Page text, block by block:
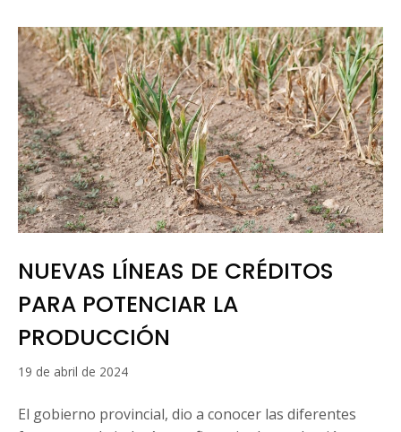
NUEVAS LÍNEAS DE CRÉDITOS
PARA POTENCIAR LA
PRODUCCIÓN
19 de abril de 202422
abril
El gobierno provincial, dio a conocer las diferentes